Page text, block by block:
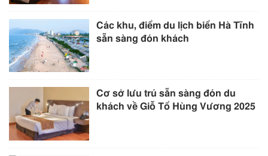
Các khu, điểm du lịch biển Hà Tĩnh
sẵn sàng đón khách
Cơ sở lưu trú sẵn sàng đón du
khách về Giỗ Tổ Hùng Vương 2025